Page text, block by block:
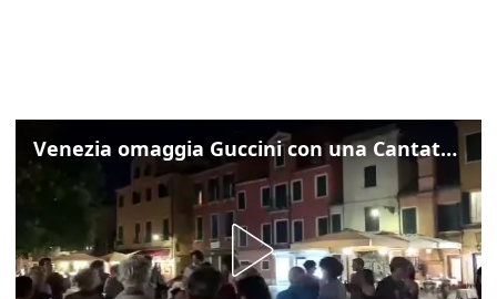
Venezia omaggia Guccini con una Cantata Anarchica in campo Santa Margherita